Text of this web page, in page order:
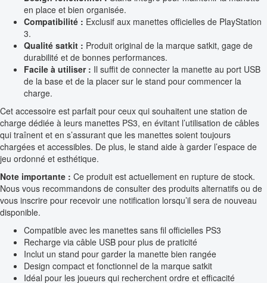
en place et bien organisée.
Compatibilité : Exclusif aux manettes officielles de PlayStation
3.
Qualité satkit : Produit original de la marque satkit, gage de
durabilité et de bonnes performances.
Facile à utiliser : Il suffit de connecter la manette au port USB
de la base et de la placer sur le stand pour commencer la
charge.
Cet accessoire est parfait pour ceux qui souhaitent une station de
charge dédiée à leurs manettes PS3, en évitant l’utilisation de câbles
qui traînent et en s’assurant que les manettes soient toujours
chargées et accessibles. De plus, le stand aide à garder l’espace de
jeu ordonné et esthétique.
Note importante : Ce produit est actuellement en rupture de stock.
Nous vous recommandons de consulter des produits alternatifs ou de
vous inscrire pour recevoir une notification lorsqu’il sera de nouveau
disponible.
Compatible avec les manettes sans fil officielles PS3
Recharge via câble USB pour plus de praticité
Inclut un stand pour garder la manette bien rangée
Design compact et fonctionnel de la marque satkit
Idéal pour les joueurs qui recherchent ordre et efficacité